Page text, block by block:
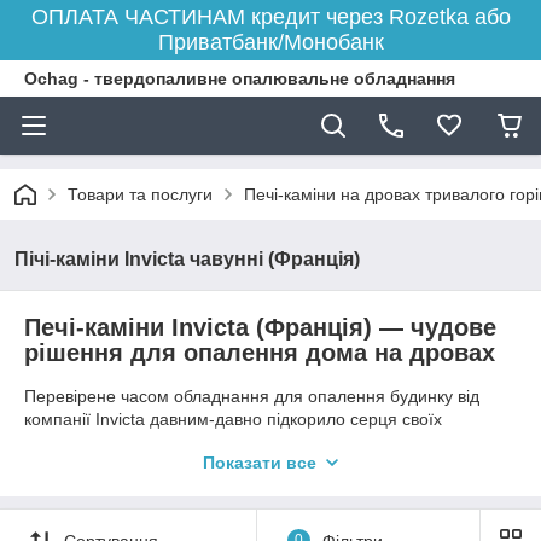
ОПЛАТА ЧАСТИНАМ кредит через Rozetka або
Приватбанк/Монобанк
Ochag - твердопаливне опалювальне обладнання
Товари та послуги Печі-каміни на дровах тривалого
Пічі-каміни Invicta чавунні (Франція)
Печі-каміни Invicta (Франція) — чудове
рішення для опалення дома на дровах
Перевірене часом обладнання для опалення будинку від
компанії Invicta давним-давно підкорило серця своїх
кожним роком удосконалюючи свою продукцію, доповнюючи
Показати все